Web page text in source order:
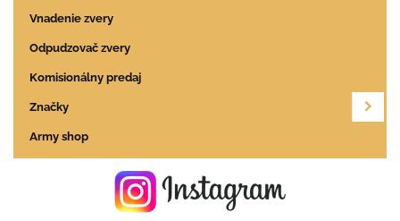
Vnadenie zvery
Odpudzovač zvery
Komisionálny predaj
Značky
Army shop